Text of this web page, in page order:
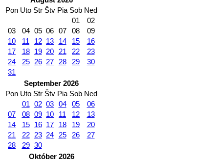
Pon Uto Str Štv Pia Sob Ned
01
02
03
04 05 06 07 08
09
10
11 12 13 14 15
16
17
18 19 20 21 22
23
24
25 26 27 28 29
30
31
September 2026
Pon Uto Str Štv Pia Sob Ned
01 02 03 04 05
06
07
08 09 10 11 12
13
14
15 16 17 18 19
20
21
22 23 24 25 26
27
28
29 30
Október 2026